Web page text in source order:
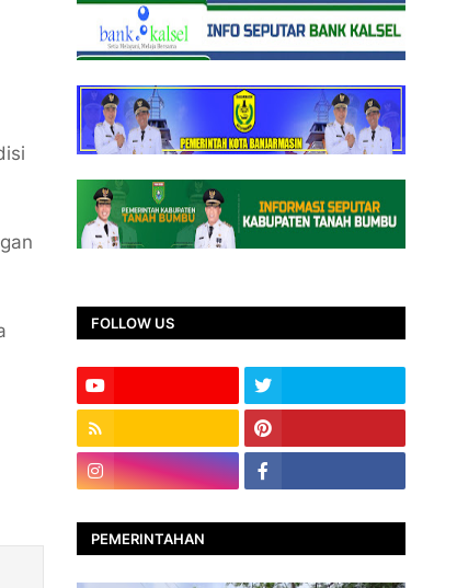
FOLLOW US
PEMERINTAHAN